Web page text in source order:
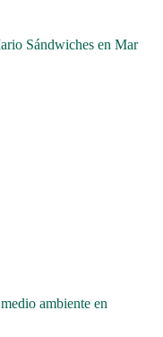
Sándwiches en Mar
ambiente en